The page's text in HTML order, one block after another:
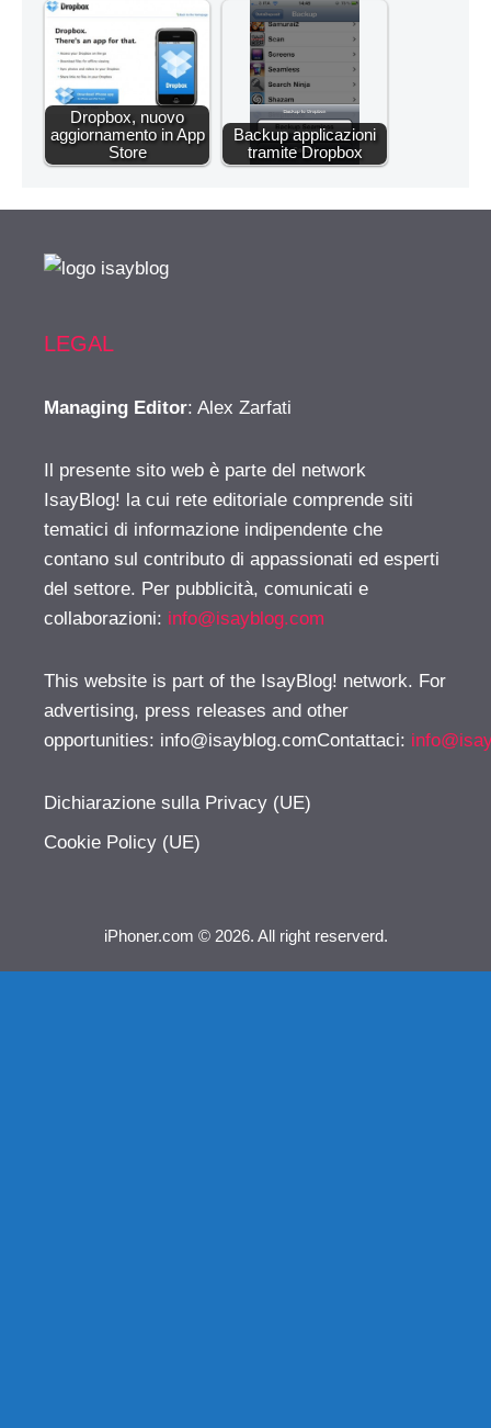
Dropbox, nuovo
aggiornamento in App
Store
Backup applicazioni
tramite Dropbox
LEGAL
Managing Editor: Alex Zarfati
Il presente sito web è parte del network
IsayBlog! la cui rete editoriale comprende siti
tematici di informazione indipendente che
contano sul contributo di appassionati ed esperti
del settore. Per pubblicità, comunicati e
collaborazioni: info@isayblog.com
This website is part of the IsayBlog! network. For
advertising, press releases and other
opportunities: info@isayblog.comContattaci:
Dichiarazione sulla Privacy (UE)
Cookie Policy (UE)
iPhoner.com © 2026. All right reserverd.